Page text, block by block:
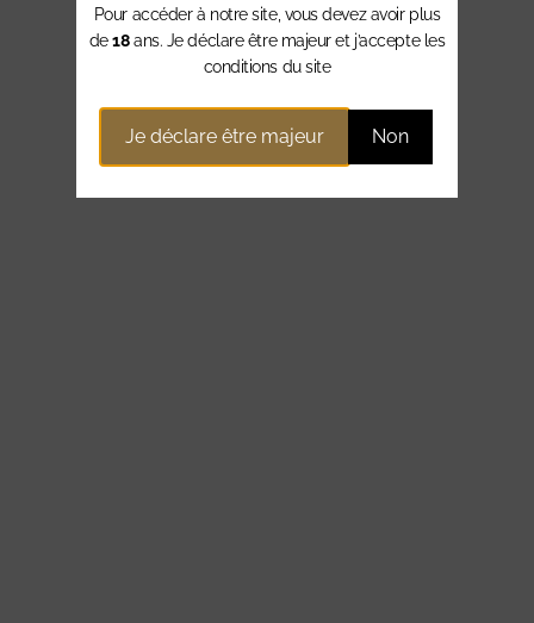
Pour accéder à notre site, vous devez avoir plus
de18ans. Je déclare être majeur et j’accepte les
conditions du site
Je déclare être majeur Non